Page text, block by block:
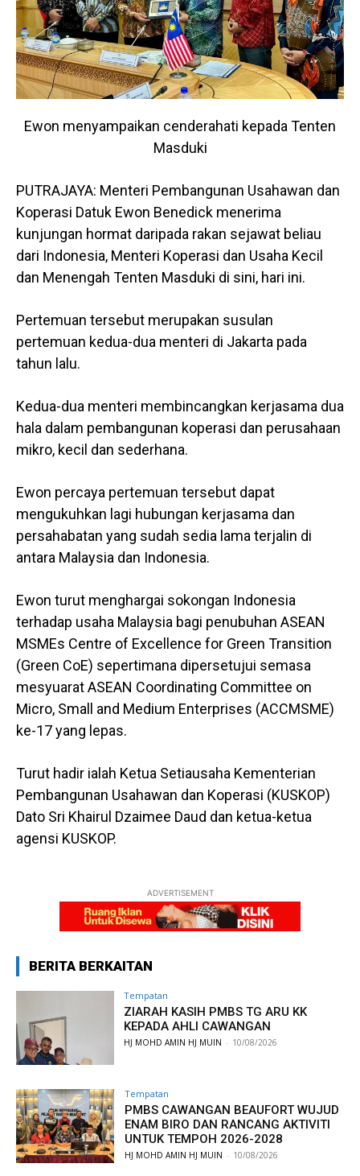
Ewon menyampaikan cenderahati kepada Tenten
Masduki
PUTRAJAYA: Menteri Pembangunan Usahawan dan
Koperasi Datuk Ewon Benedick menerima
kunjungan hormat daripada rakan sejawat beliau
dari Indonesia, Menteri Koperasi dan Usaha Kecil
dan Menengah Tenten Masduki di sini, hari ini.
Pertemuan tersebut merupakan susulan
pertemuan kedua-dua menteri di Jakarta pada
tahun lalu.
Kedua-dua menteri membincangkan kerjasama dua
hala dalam pembangunan koperasi dan perusahaan
mikro, kecil dan sederhana.
Ewon percaya pertemuan tersebut dapat
mengukuhkan lagi hubungan kerjasama dan
persahabatan yang sudah sedia lama terjalin di
antara Malaysia dan Indonesia.
Ewon turut menghargai sokongan Indonesia
terhadap usaha Malaysia bagi penubuhan ASEAN
MSMEs Centre of Excellence for Green Transition
(Green CoE) sepertimana dipersetujui semasa
mesyuarat ASEAN Coordinating Committee on
Micro, Small and Medium Enterprises (ACCMSME)
ke-17 yang lepas.
Turut hadir ialah Ketua Setiausaha Kementerian
Pembangunan Usahawan dan Koperasi (KUSKOP)
Dato Sri Khairul Dzaimee Daud dan ketua-ketua
agensi KUSKOP.
ADVERTISEMENT
BERITA BERKAITAN
Tempatan
ZIARAH KASIH PMBS TG ARU KK
KEPADA AHLI CAWANGAN
HJ MOHD AMIN HJ MUIN - 10/08/2026
Tempatan
PMBS CAWANGAN BEAUFORT WUJUD
ENAM BIRO DAN RANCANG AKTIVITI
UNTUK TEMPOH 2026-2028
HJ MOHD AMIN HJ MUIN - 10/08/2026